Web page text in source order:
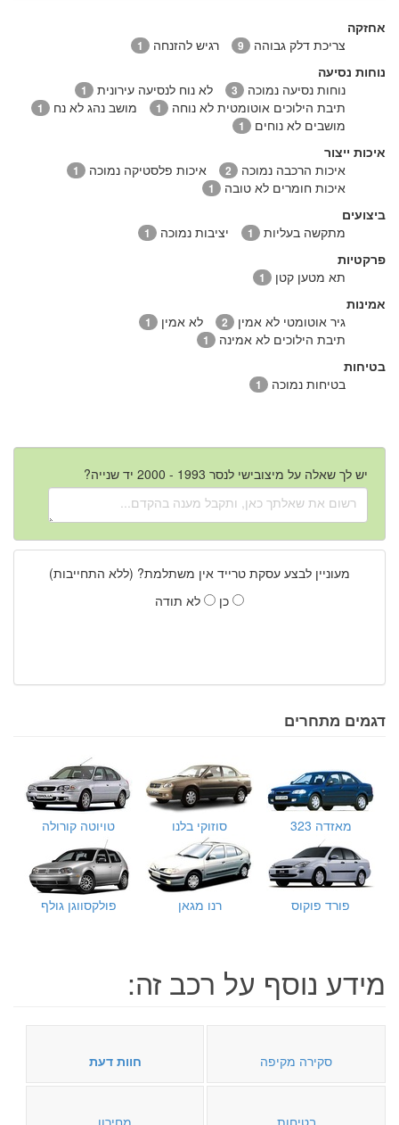
אחזקה
צריכת דלק גבוהה
9 רגיש להזנחה 1
נוחות נסיעה
נוחות נסיעה נמוכה
3 לא נוח לנסיעה עירונית 1
תיבת הילוכים אוטומטית לא נוחה 1 מושב נהג לא נח 1
מושבים לא נוחים 1
איכות ייצור
איכות הרכבה נמוכה
2 איכות פלסטיקה נמוכה 1
איכות חומרים לא טובה 1
ביצועים
מתקשה בעליות
1 יציבות נמוכה 1
פרקטיות
תא מטען קטן
1
אמינות
גיר אוטומטי לא אמין
2 לא אמין 1
תיבת הילוכים לא אמינה 1
בטיחות
בטיחות נמוכה
1
יש לך שאלה על מיצובישי לנסר 1993 - 2000 יד שנייה?
מעוניין לבצע עסקת טרייד אין משתלמת? (ללא התחייבות)
כן
לא תודה
דגמים מתחרים
מאזדה 323 סוזוקי בלנו טויוטה קורולה
פורד פוקוס רנו מגאן פולקסווגן גולף
מידע נוסף על רכב זה:
סקירה מקיפה חוות דעת